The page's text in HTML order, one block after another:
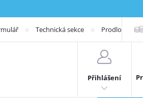
Technická sekce Prodloužená
Přihlášení